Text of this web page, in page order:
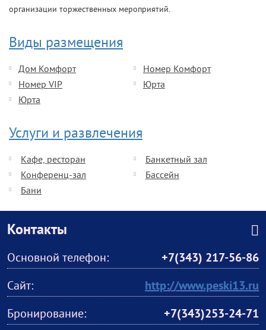
организации торжественных мероприятий.
Виды размещения
Дом Комфорт
Номер Комфорт
Номер VIP
Юрта
Юрта
Услуги и развлечения
Кафе, ресторан
Банкетный зал
Конференц-зал
Бассейн
Бани
Контакты
Основной телефон:
+7(343) 217-56-86
Сайт:
http://www.peski13.ru
Бронирование:
+7(343)253-24-71